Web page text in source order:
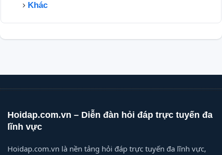
Khác
Hoidap.com.vn – Diễn đàn hỏi đáp trực tuyến đa
lĩnh vực
Hoidap.com.vn là nền tảng hỏi đáp trực tuyến đa lĩnh vực,